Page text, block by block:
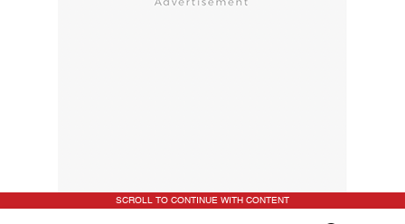
SCROLL TO CONTINUE WITH CONTENT